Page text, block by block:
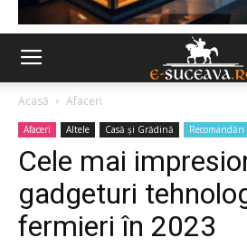
Acasă Afaceri
Afaceri Altele Casă şi Grădină Recomandări
Cele mai
gadgeturi
fermieri în 2023